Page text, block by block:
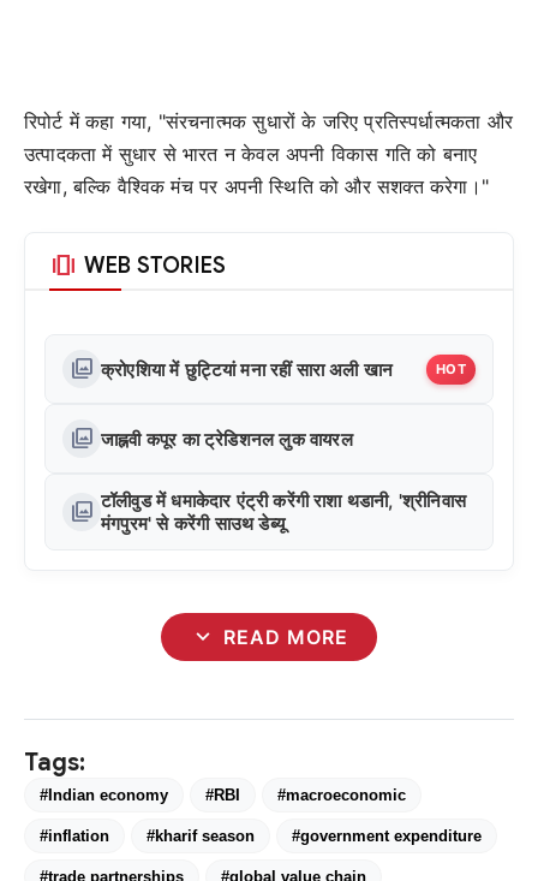
रिपोर्ट में कहा गया, "संरचनात्मक सुधारों के जरिए प्रतिस्पर्धात्मकता और
उत्पादकता में सुधार से भारत न केवल अपनी विकास गति को बनाए
रखेगा, बल्कि वैश्विक मंच पर अपनी स्थिति को और सशक्त करेगा।"
amp_stories WEB STORIES
photo_library क्रोएशिया में छुट्टियां मना रहीं सारा अली खान HOT
photo_library जाह्नवी कपूर का ट्रेडिशनल लुक वायरल
photo_library टॉलीवुड में धमाकेदार एंट्री करेंगी राशा थडानी, 'श्रीनिवास
मंगपुरम' से करेंगी साउथ डेब्यू
expand_more READ MORE
Tags:
#Indian economy #RBI #macroeconomic
#inflation #kharif season #government expenditure
#trade partnerships #global value chain